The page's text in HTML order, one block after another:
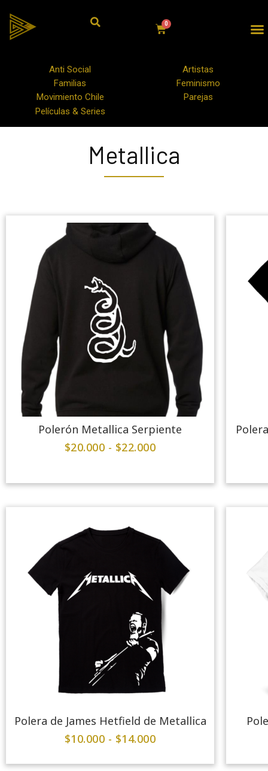
Anti Social
Artistas
Familias
Feminismo
Movimiento Chile
Parejas
Películas & Series
Metallica
Polerón Metallica Serpiente
$20.000 - $22.000
Polera de James Hetfield de Metallica
$10.000 - $14.000